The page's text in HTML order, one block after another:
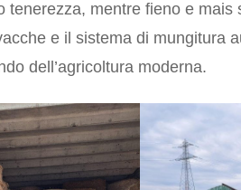
tenerezza, mentre fieno e
e il sistema di mungitura
dell’agricoltura moderna.